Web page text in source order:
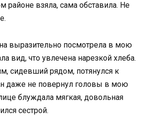
районе взяла, сама обставила. Не
выразительно посмотрела в мою
вид, что увлечена нарезкой хлеба.
сидевший рядом, потянулся к
даже не повернул головы в мою
блуждала мягкая, довольная
сестрой.